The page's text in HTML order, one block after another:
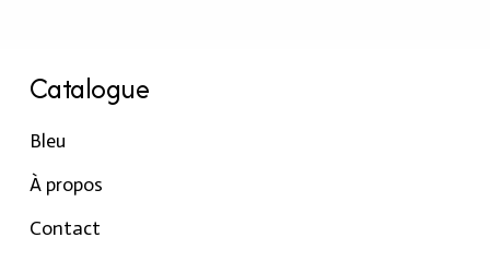
Catalogue
Bleu
À propos
Contact